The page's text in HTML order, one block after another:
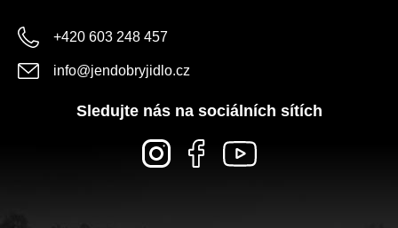
+420 603 248 457
info@jendobryjidlo.cz
Sledujte nás na sociálních sítích